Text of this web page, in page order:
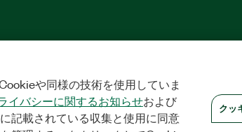
ッキーを管理する ©NATIONAL INSTRUMENTS CORP.
や同様の技術を使用していま
イバシーに関するお知らせおよび
に記載されている収集と使用に同意
クッ